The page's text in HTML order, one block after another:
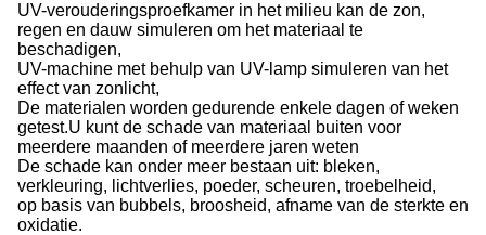
UV-verouderingsproefkamer in het milieu kan de zon,
regen en dauw simuleren om het materiaal te
beschadigen,
UV-machine met behulp van UV-lamp simuleren van het
effect van zonlicht,
De materialen worden gedurende enkele dagen of weken
getest.U kunt de schade van materiaal buiten voor
meerdere maanden of meerdere jaren weten
De schade kan onder meer bestaan uit: bleken,
verkleuring, lichtverlies, poeder, scheuren, troebelheid,
op basis van bubbels, broosheid, afname van de sterkte en
oxidatie.